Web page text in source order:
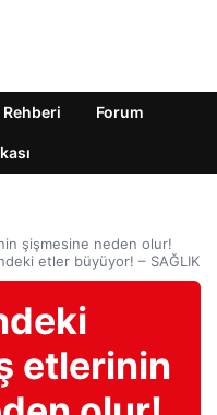
Rehberi Forum
şişmesine neden olur!
etler büyüyor! – SAĞLIK
etlerinin